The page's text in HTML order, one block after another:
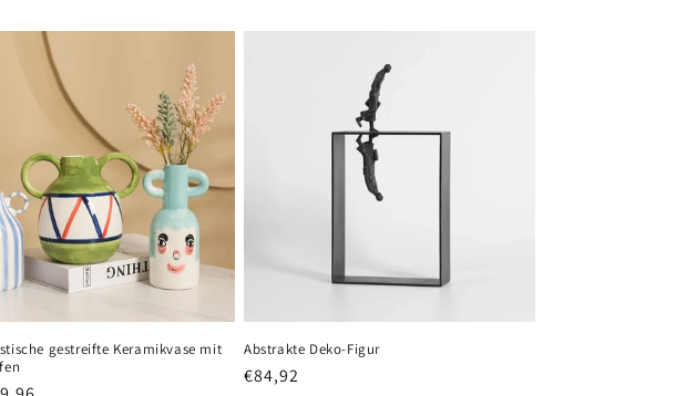
gestreifte Keramikvase mit
Abstrakte Deko-Figur
Normaler
€84,92